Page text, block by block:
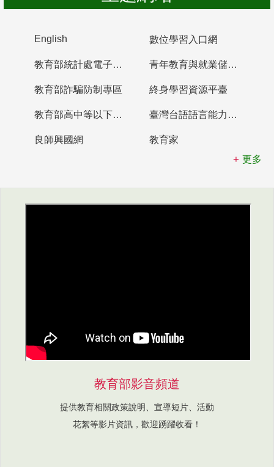
English 數位學習入口網
教育部統計處電子書櫃 青年教育與就業儲蓄帳戶
教育部詐騙防制專區 終身學習資源平臺
教育部高中等以下學校及幼兒園教師資格檢定考試 臺灣台語語言能力認證網站
良師興國網
教育家
更多
教育部影音頻道
提供教育相關政策說明、宣導短片、活動
花絮等影片資訊，歡迎踴躍收看！